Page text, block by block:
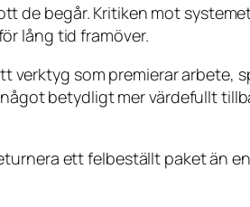
de begår. Kritiken mot
lång tid framöver.
verktyg som premierar arbete,
betydligt mer värdefullt
ett felbeställt paket än